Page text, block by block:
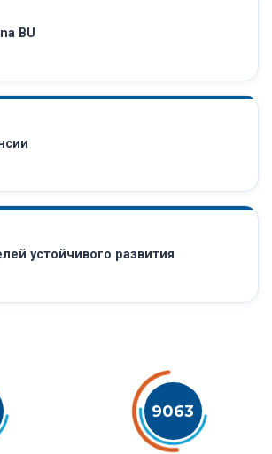
BU
устойчивого развития
9063